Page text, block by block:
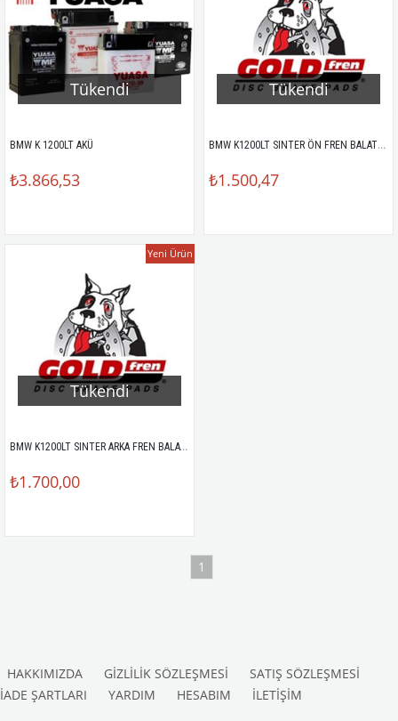
Tükendi
BMW K 1200LT AKÜ
₺3.866,53
Tükendi
BMW K1200LT SINTER ÖN FREN BALATASI
₺1.500,47
Tükendi
BMW K1200LT SINTER ARKA FREN BALATASI
₺1.700,00
Yeni Ürün
1
HAKKIMIZDA GİZLİLİK SÖZLEŞMESİ
SATIŞ SÖZLEŞMESİ
İADE ŞARTLARI
YARDIM HESABIM İLETİŞİM